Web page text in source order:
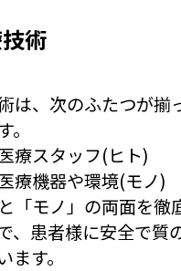
術
は、次のふたつが揃
療スタッフ(ヒト)
療機器や環境(モノ)
「モノ」の両面を徹
、患者様に安全で質
す。